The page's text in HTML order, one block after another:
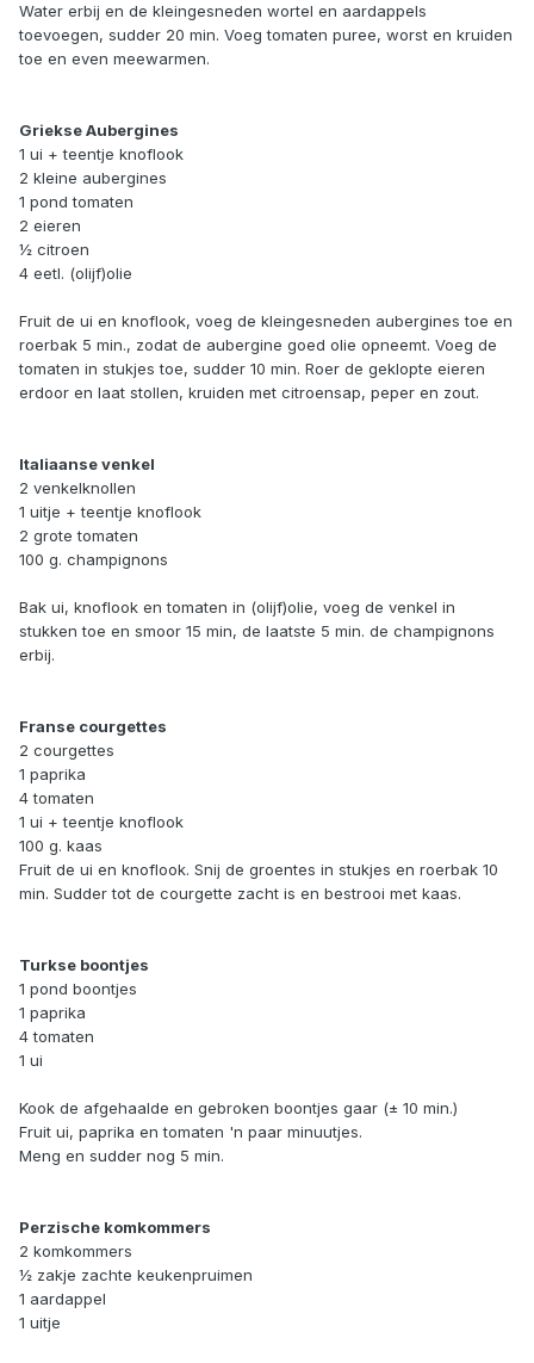
Water erbij en de kleingesneden wortel en aardappels
toevoegen, sudder 20 min. Voeg tomaten puree, worst en kruiden
toe en even meewarmen.
Griekse Aubergines
1 ui + teentje knoflook
2 kleine aubergines
1 pond tomaten
2 eieren
½ citroen
4 eetl. (olijf)olie
Fruit de ui en knoflook, voeg de kleingesneden aubergines toe en
roerbak 5 min., zodat de aubergine goed olie opneemt. Voeg de
tomaten in stukjes toe, sudder 10 min. Roer de geklopte eieren
erdoor en laat stollen, kruiden met citroensap, peper en zout.
Italiaanse venkel
2 venkelknollen
1 uitje + teentje knoflook
2 grote tomaten
100 g. champignons
Bak ui, knoflook en tomaten in (olijf)olie, voeg de venkel in
stukken toe en smoor 15 min, de laatste 5 min. de champignons
erbij.
Franse courgettes
2 courgettes
1 paprika
4 tomaten
1 ui + teentje knoflook
100 g. kaas
Fruit de ui en knoflook. Snij de groentes in stukjes en roerbak 10
min. Sudder tot de courgette zacht is en bestrooi met kaas.
Turkse boontjes
1 pond boontjes
1 paprika
4 tomaten
1 ui
Kook de afgehaalde en gebroken boontjes gaar (± 10 min.)
Fruit ui, paprika en tomaten 'n paar minuutjes.
Meng en sudder nog 5 min.
Perzische komkommers
2 komkommers
½ zakje zachte keukenpruimen
1 aardappel
1 uitje